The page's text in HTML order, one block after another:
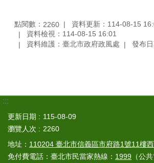
點閱數： 2260
資料更新：114-08-15
資料檢視：114-08-15 16:01
資料維護：臺北市政府政風處
發布
:::
更新日期
115-08-09
瀏覽人次
2260
地址： 110204 臺北市信義區市府路1號11樓
免付費電話：臺北市民當家熱線： 1999 （公